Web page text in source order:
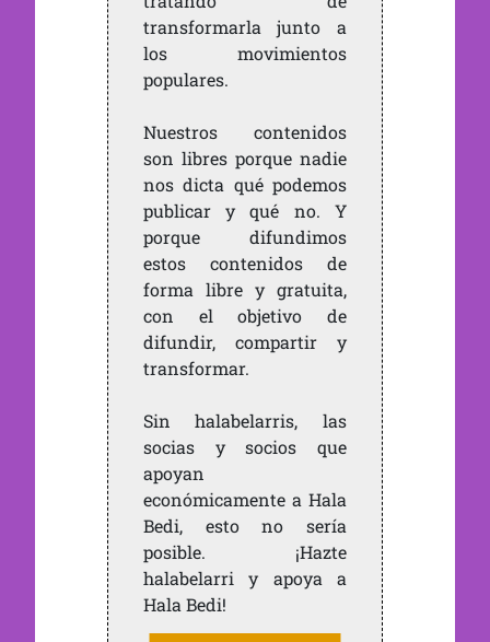
transformarla junto a
los movimientos
populares.
Nuestros contenidos
son libres porque nadie
nos dicta qué podemos
publicar y qué no. Y
porque difundimos
estos contenidos de
forma libre y gratuita,
con el objetivo de
difundir, compartir y
transformar.
Sin halabelarris, las
socias y socios que
apoyan
económicamente a Hala
Bedi, esto no sería
posible. ¡Hazte
halabelarri y apoya a
Hala Bedi!